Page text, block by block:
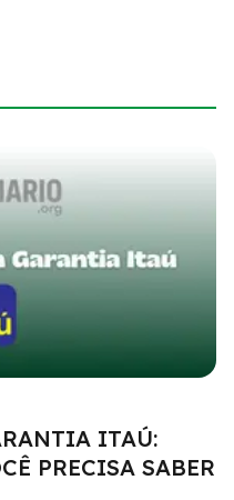
ITAÚ:
PRECISA SABER